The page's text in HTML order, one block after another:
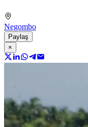
Negombo
Paylaş
×